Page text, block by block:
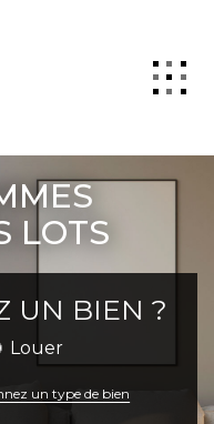
LOTS
UN BIEN ?
Louer
un type de bien